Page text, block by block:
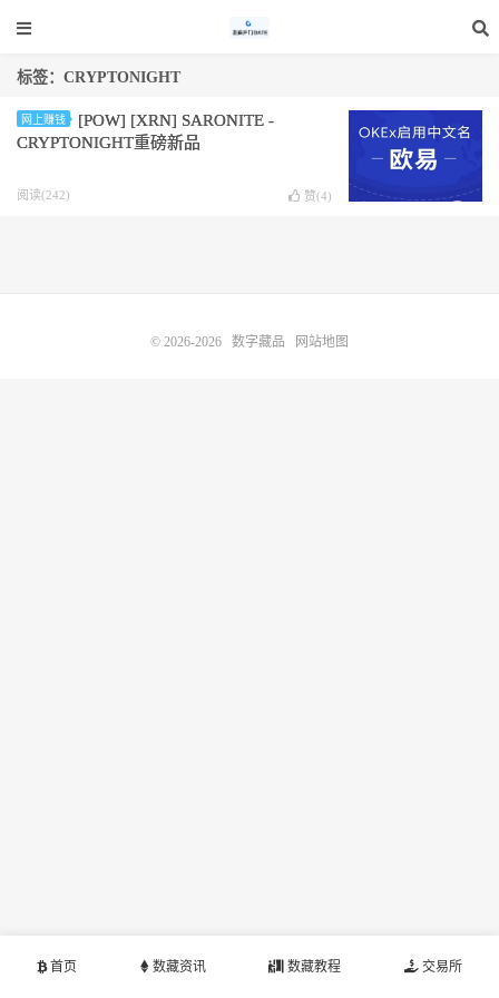
标签：CRYPTONIGHT
网上赚钱
[POW] [XRN] SARONITE -
CRYPTONIGHT重磅新品
阅读(242) 赞(4)
首页 数藏资讯 数藏教程 交易所
© 2026-2026 数字藏品 网站地图